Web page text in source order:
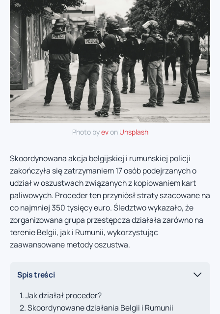
Photo byevon Unsplash
Skoordynowana akcja belgijskiej i rumuńskiej policji
zakończyła się zatrzymaniem 17 osób podejrzanych o
udział w oszustwach związanych z kopiowaniem kart
paliwowych. Proceder ten przyniósł straty szacowane na
co najmniej 350 tysięcy euro. Śledztwo wykazało, że
zorganizowana grupa przestępcza działała zarówno na
terenie Belgii, jak i Rumunii, wykorzystując
zaawansowane metody oszustwa.
Spis treści
Jak działał proceder?
Skoordynowane działania Belgii i Rumunii